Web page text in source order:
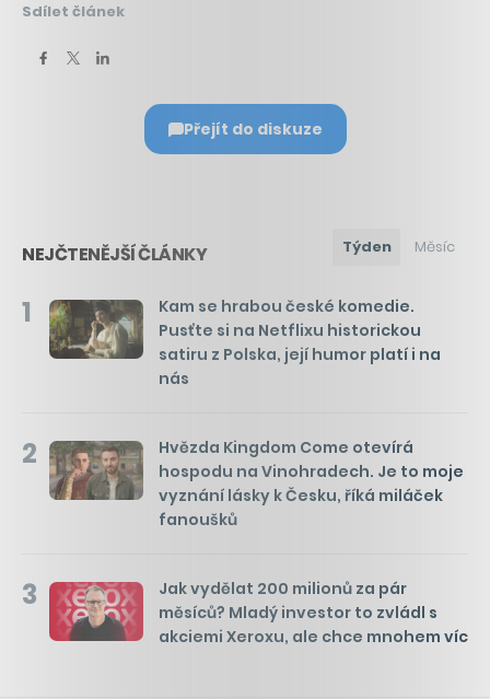
Sdílet článek
Přejít do diskuze
NEJČTENĚJŠÍ ČLÁNKY Týden Měsíc
1
Kam se hrabou české komedie.
Pusťte si na Netflixu historickou
satiru z Polska, její humor platí i na
nás
2
Hvězda Kingdom Come otevírá
hospodu na Vinohradech. Je to moje
vyznání lásky k Česku, říká miláček
fanoušků
3
Jak vydělat 200 milionů za pár
měsíců? Mladý investor to zvládl s
akciemi Xeroxu, ale chce mnohem víc